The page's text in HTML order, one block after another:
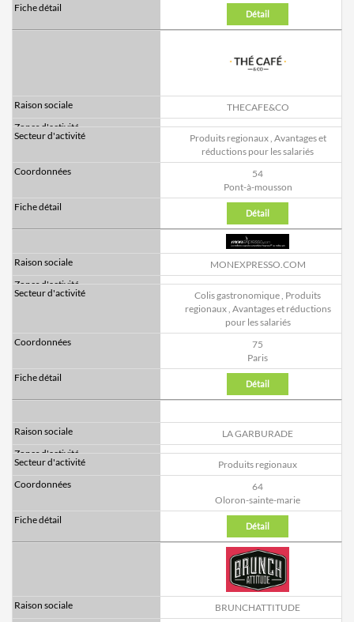
Détail
THECAFE&CO
Produits regionaux, Avantages et
réductions pour les salariés
54
Pont-à-mousson
Détail
MONEXPRESSO.COM
Colis gastronomique, Produits
regionaux, Avantages et réductions
pour les salariés
75
Paris
Détail
LA GARBURADE
Produits regionaux
64
Oloron-sainte-marie
Détail
BRUNCHATTITUDE